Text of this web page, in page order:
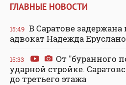
ГЛАВНЫЕ НОВОСТИ
15:49 В Саратове
адвокат Надежда
15:33
От "буранного
ударной стройке.
до третьего этажа